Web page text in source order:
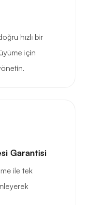
hızlı bir
için
Garantisi
ile tek